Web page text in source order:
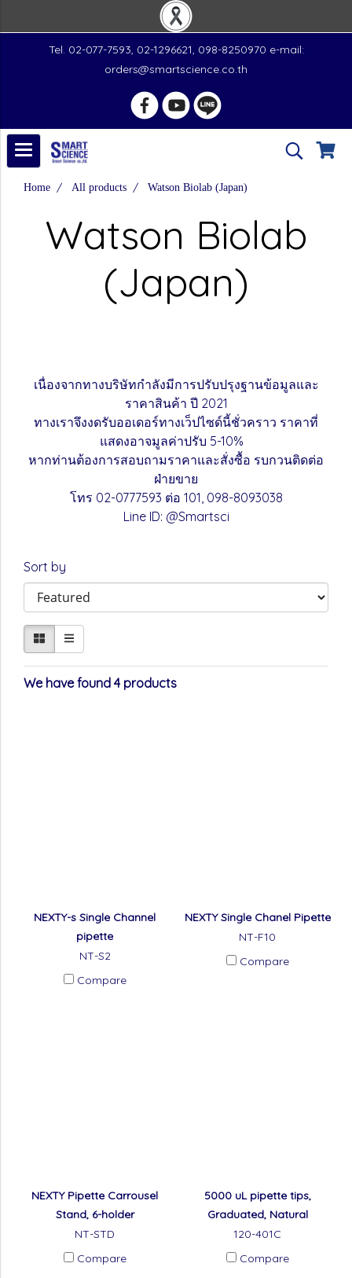
Tel. 02-077-7593, 02-1296621, 098-8250970 e-mail:
orders@smartscience.co.th
Home All products Watson Biolab (Japan)
Watson Biolab
(Japan)
เนื่องจากทางบริษัทกำลังมีการปรับปรุงฐานข้อมูลและ
ราคาสินค้า ปี 2021
ทางเราจึงงดรับออเดอร์ทางเว็ปไซด์นี้ชั่วคราว ราคาที่
แสดงอาจมูลค่าปรับ 5-10%
หากท่านต้องการสอบถามราคาและสั่งซื้อ รบกวนติดต่อ
ฝ่ายขาย
โทร 02-0777593 ต่อ 101, 098-8093038
Line ID: @Smartsci
Sort by
We have found 4 products
NEXTY-s Single Channel
pipette
NT-S2
Compare
NEXTY Single Chanel Pipette
NT-F10
Compare
NEXTY Pipette Carrousel
Stand, 6-holder
NT-STD
Compare
5000 uL pipette tips,
Graduated, Natural
120-401C
Compare